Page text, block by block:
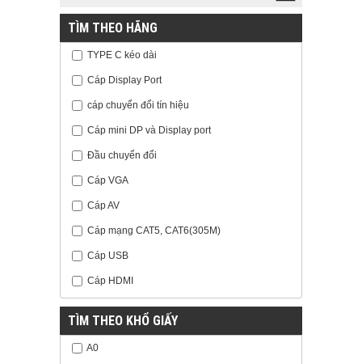
TÌM THEO HÃNG
TYPE C kéo dài
Cáp Display Port
cáp chuyển đổi tín hiệu
Cáp mini DP và Display port
Đầu chuyển đổi
Cáp VGA
Cáp AV
Cáp mạng CAT5, CAT6(305M)
Cáp USB
Cáp HDMI
TÌM THEO KHỔ GIẤY
A0